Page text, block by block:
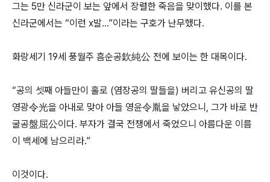
그는 5만 신라군이 보는 앞에서 장렬한 죽음을 맞이했다. 이를 본
신라군에서는 “이런 x발...”이라는 구호가 난무했다.
화랑세기 19세 풍월주 흠순공欽純公 전에 보이는 한 대목이다.
“공의 셋째 아들만이 홀로 (염장공의 딸들을) 버리고 유신공의 딸
영광令光을 아내로 맞아 아들 영윤令胤을 낳았으니, 그가 바로 반
굴공盤屈公이다. 부자가 결국 전쟁에서 죽었으니 아름다운 이름
이 백세에 남으리라.”
이것이다.